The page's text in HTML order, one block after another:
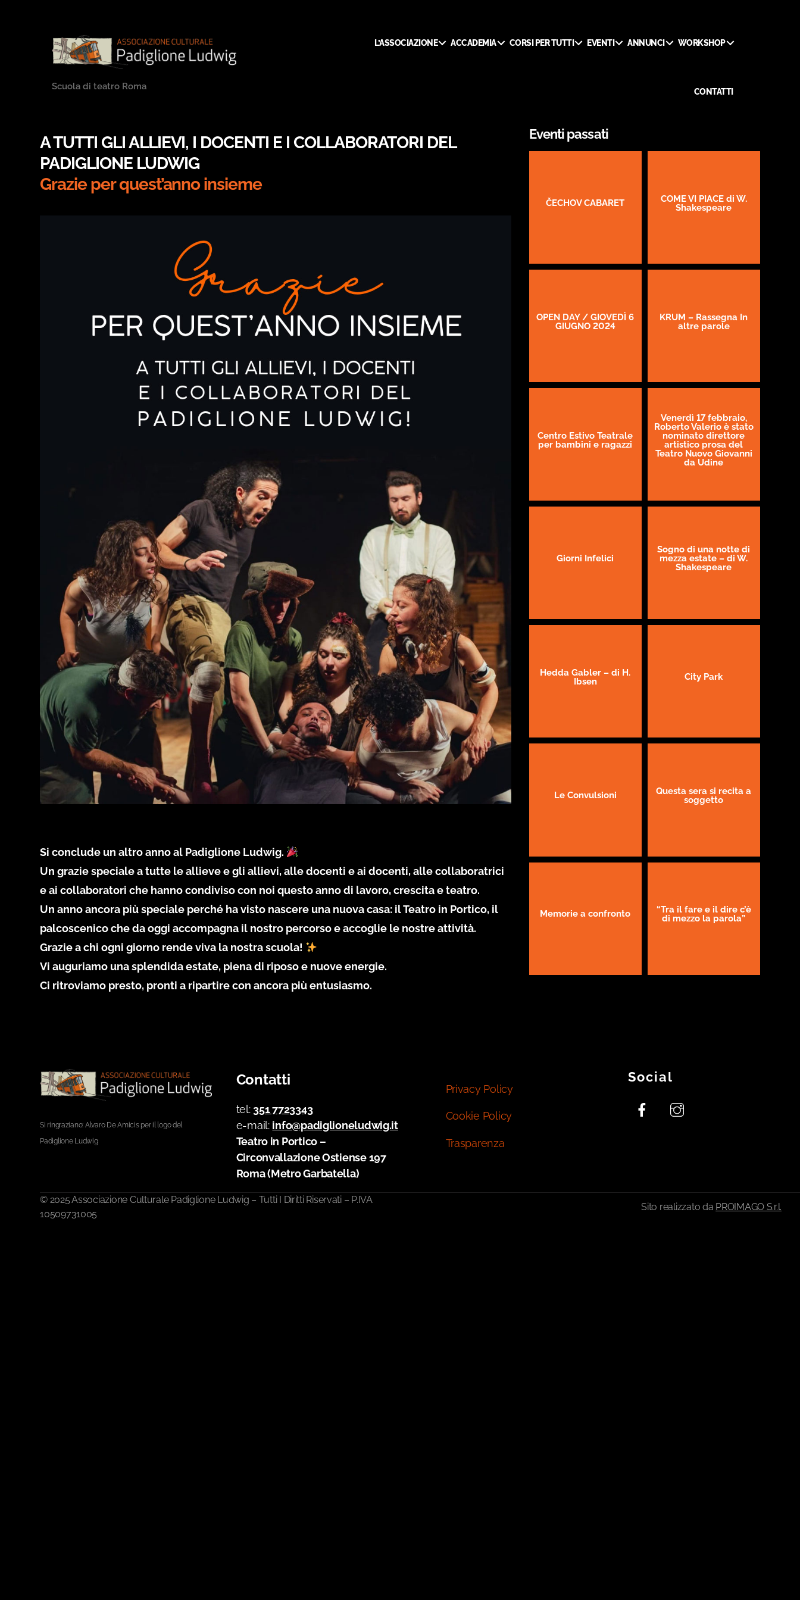
Ludwig
Scuola di teatro Roma
L’ASSOCIAZIONE ACCADEMIA CORSI PER TUTTI EVENTI ANNUNCI WORKSHOP
CONTATTI
A TUTTI GLI ALLIEVI, I DOCENTI E I COLLABORATORI DEL
PADIGLIONE LUDWIG
Grazie per quest’anno insieme
Si conclude un altro anno al Padiglione Ludwig.
Un grazie speciale a tutte le allieve e gli allievi, alle docenti e ai docenti, alle collaboratrici
e ai collaboratori che hanno condiviso con noi questo anno di lavoro, crescita e teatro.
Un anno ancora più speciale perché ha visto nascere una nuova casa: il Teatro in Portico, il
palcoscenico che da oggi accompagna il nostro percorso e accoglie le nostre attività.
Grazie a chi ogni giorno rende viva la nostra scuola!
Vi auguriamo una splendida estate, piena di riposo e nuove energie.
Ci ritroviamo presto, pronti a ripartire con ancora più entusiasmo.
Eventi passati
ČECHOV CABARET
COME VI PIACE di W.
Shakespeare
OPEN DAY / GIOVEDÌ 6
GIUGNO 2024
KRUM – Rassegna In
altre parole
Centro Estivo Teatrale
per bambini e ragazzi
Venerdì 17 febbraio,
Roberto Valerio è stato
nominato direttore
artistico prosa del
Teatro Nuovo Giovanni
da Udine
Giorni Infelici
Sogno di una notte di
mezza estate – di W.
Shakespeare
Hedda Gabler – di H.
Ibsen
City Park
Le Convulsioni
Questa sera si recita a
soggetto
Memorie a confronto
“Tra il fare e il dire c’è
di mezzo la parola”
Si ringraziano: Alvaro De Amicis per il logo del
Padiglione Ludwig
Contatti
tel:351 7723343
e-mail: info@padiglioneludwig.it
Teatro in Portico –
Circonvallazione Ostiense 197
Roma (Metro Garbatella)
Privacy Policy
Cookie Policy
Trasparenza
Social
© 2025 Associazione Culturale Padiglione Ludwig – Tutti I Diritti Riservati – P.IVA
10509731005
Sito realizzato da PROIMAGO S.r.l.